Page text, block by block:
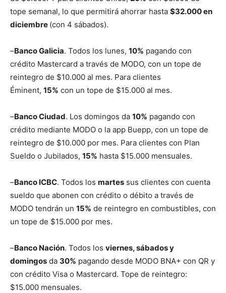
tope semanal, lo que permitirá ahorrar hasta $32.000 en
diciembre (con 4 sábados).
–Banco Galicia. Todos los lunes, 10% pagando con
crédito Mastercard a través de MODO, con un tope de
reintegro de $10.000 al mes. Para clientes
Éminent, 15% con un tope de $15.000 al mes.
–Banco Ciudad. Los domingos da 10% pagando con
crédito mediante MODO o la app Buepp, con un tope de
reintegro de $10.000 por mes. Para clientes con Plan
Sueldo o Jubilados, 15% hasta $15.000 mensuales.
–Banco ICBC. Todos los martes sus clientes con cuenta
sueldo que abonen con crédito o débito a través de
MODO tendrán un 15% de reintegro en combustibles, con
un tope de $15.000 por mes.
–Banco Nación. Todos los viernes, sábados y
domingos da 30% pagando desde MODO BNA+ con QR y
con crédito Visa o Mastercard. Tope de reintegro:
$15.000 mensuales.